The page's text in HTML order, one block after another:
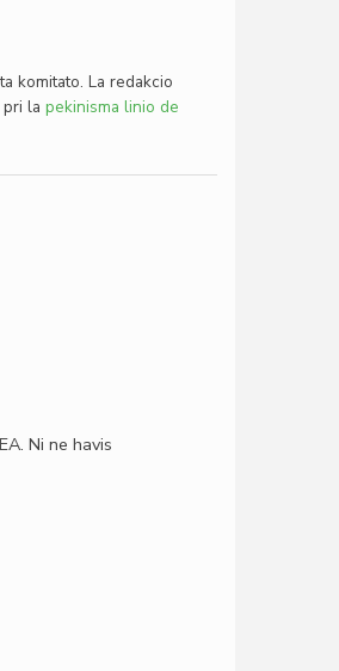
komitato. La redakcio
la pekinisma linio de
Ni ne havis